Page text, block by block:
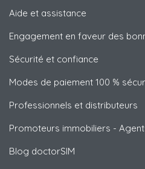
Aide et assistance
Engagement en faveur des
Sécurité et confiance
Modes de paiement 100 %
Professionnels et distributeurs
Promoteurs immobiliers -
Blog doctorSIM